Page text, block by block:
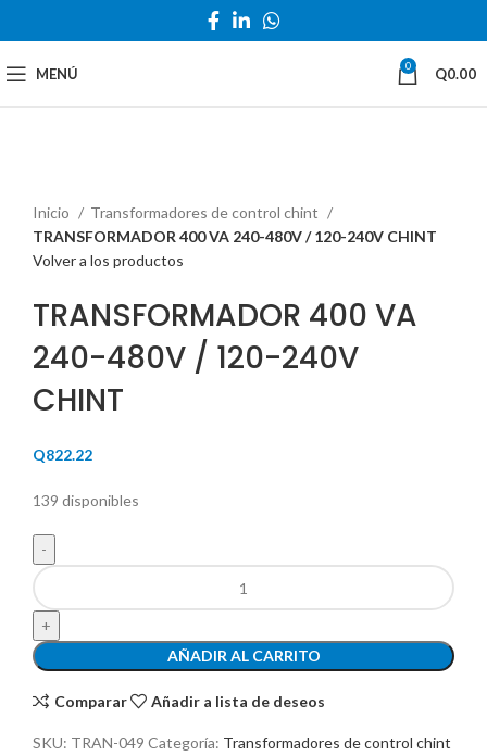
MENÚ 0 Q0.00
Inicio
Transformadores de control chint
TRANSFORMADOR 400 VA 240-480V / 120-240V CHINT
Volver a los productos
TRANSFORMADOR 400 VA
240-480V / 120-240V
CHINT
Q822.22
139 disponibles
AÑADIR AL CARRITO
Comparar Añadir a lista de deseos
SKU: TRAN-049 Categoría: Transformadores de control chint